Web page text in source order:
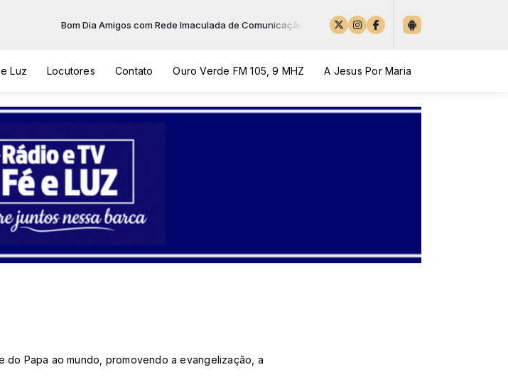
Bom Dia Amigos com Rede Imaculada de Comunicação das 10:00 às 12:00
Luz Locutores Contato Ouro Verde FM 105, 9 MHZ A Jesus Por Maria
do Papa ao mundo, promovendo a evangelização, a